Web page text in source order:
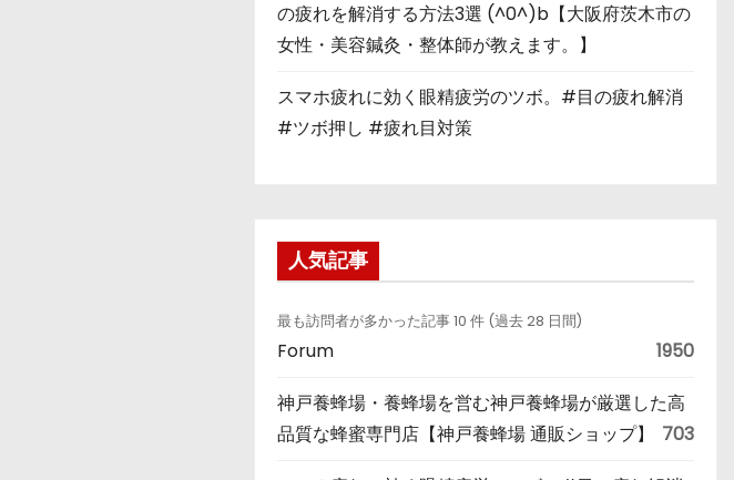
の疲れを解消する方法3選 (^0^)b【大阪府茨木市の
女性・美容鍼灸・整体師が教えます。】
スマホ疲れに効く眼精疲労のツボ。#目の疲れ解消
#ツボ押し #疲れ目対策
人気記事
最も訪問者が多かった記事 10 件 (過去 28 日間)
Forum 1950
神戸養蜂場・養蜂場を営む神戸養蜂場が厳選した高
品質な蜂蜜専門店【神戸養蜂場 通販ショップ】
703